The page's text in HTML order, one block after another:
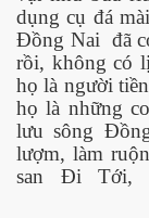
dụng cụ đá
Đồng Nai đã
rồi, không có
họ là người
họ là những
lưu sông
lượm, làm
san Đi Tới,